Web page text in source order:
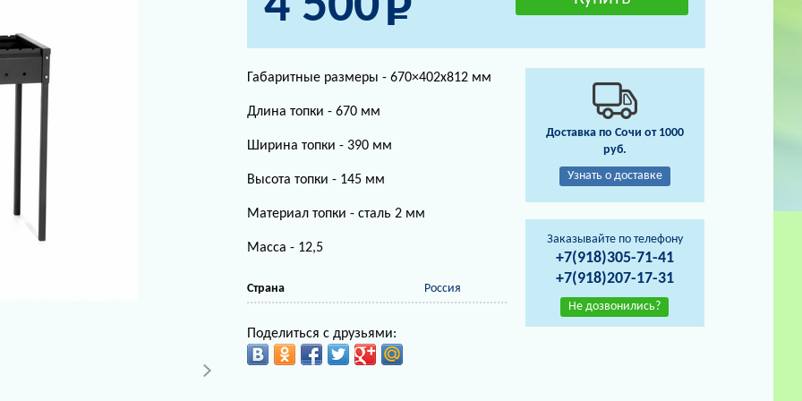
Габаритные размеры - 670×402х812 мм
Длина топки - 670 мм
Ширина топки - 390 мм
Высота топки - 145 мм
Материал топки - сталь 2 мм
Масса - 12,5
Страна Россия
Поделиться с друзьями:
Доставка по Сочи от 1000
руб.
Узнать о доставке
Заказывайте по телефону
+7(918)305-71-41
+7(918)207-17-31
Не дозвонились?